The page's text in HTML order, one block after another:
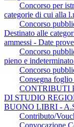
Concorso per
categorie di cui alla
Concorso
Destinato alle
ammessi - Date
Concorso
pieno e
Concorso
Consegna
CONTRIBUTI
DI STUDIO
BUONO LIBRI -
Contributo/
Convocazione